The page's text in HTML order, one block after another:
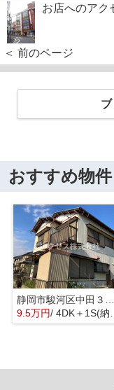
お店へのアク
＜ 前のページ
おすすめ物件
9.5万円/ 4DK＋1S(納戸)